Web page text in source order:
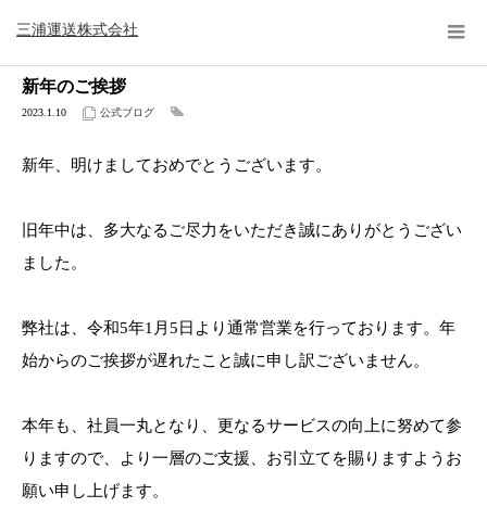
三浦運送株式会社
公式ブログ
新年のご挨拶
2023.1.10 公式ブログ
新年、明けましておめでとうございます。
旧年中は、多大なるご尽力をいただき誠にありがとうござい
ました。
弊社は、令和5年1月5日より通常営業を行っております。年
始からのご挨拶が遅れたこと誠に申し訳ございません。
本年も、社員一丸となり、更なるサービスの向上に努めて参
りますので、より一層のご支援、お引立てを賜りますようお
願い申し上げます。